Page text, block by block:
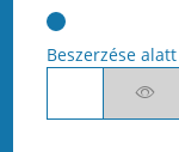
Beszerzése alatt